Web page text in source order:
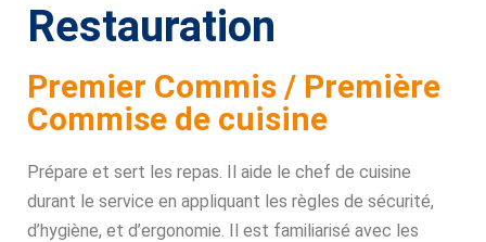
Restauration
Premier Commis / Première
Commise de cuisine
Prépare et sert les repas. Il aide le chef de cuisine
durant le service en appliquant les règles de sécurité,
d’hygiène, et d’ergonomie. Il est familiarisé avec les